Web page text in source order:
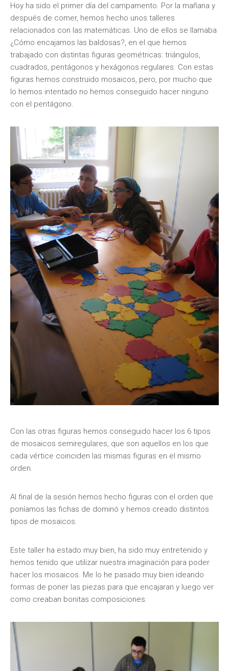
Hoy ha sido el primer día del campamento. Por la mañana y
después de comer, hemos hecho unos talleres
relacionados con las matemáticas. Uno de ellos se llamaba
¿Cómo encajamos las baldosas?, en el que hemos
trabajado con distintas figuras geométricas: triángulos,
cuadrados, pentágonos y hexágonos regulares. Con estas
figuras hemos construido mosaicos, pero, por mucho que
lo hemos intentado no hemos conseguido hacer ninguno
con el pentágono.
Con las otras figuras hemos conseguido hacer los 6 tipos
de mosaicos semiregulares, que son aquellos en los que
cada vértice coinciden las mismas figuras en el mismo
orden.
Al final de la sesión hemos hecho figuras con el orden que
poníamos las fichas de dominó y hemos creado distintos
tipos de mosaicos.
Este taller ha estado muy bien, ha sido muy entretenido y
hemos tenido que utilizar nuestra imaginación para poder
hacer los mosaicos. Me lo he pasado muy bien ideando
formas de poner las piezas para que encajaran y luego ver
como creaban bonitas composiciones.